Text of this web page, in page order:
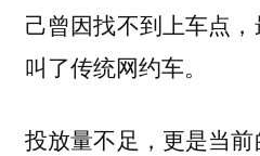
己曾因找不到上车点
叫了传统网约车。
投放量不足，更是当